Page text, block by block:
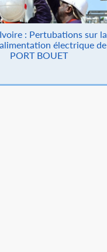
: Pertubations sur la
électrique de
PORT BOUET